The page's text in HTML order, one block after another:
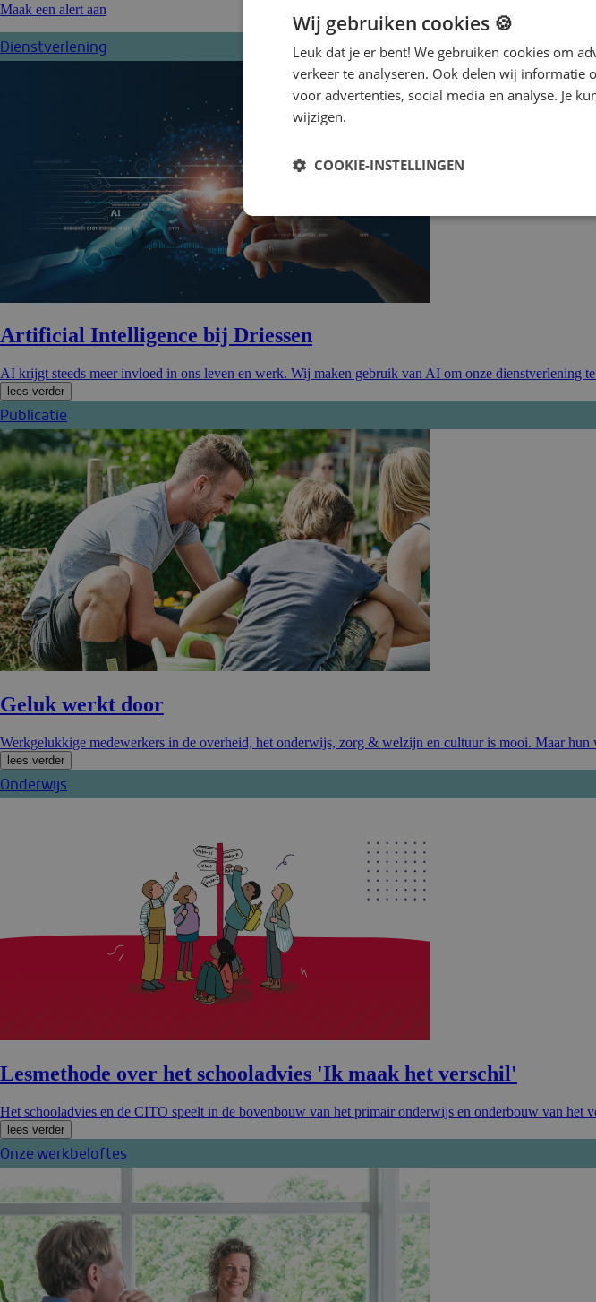
Maak een alert aan
Dienstverlening
Artificial Intelligence bij Driessen
AI krijgt steeds meer invloed in ons leven en werk. Wij maken gebruik van AI om onze dienstverlening
lees verder
Publicatie
Geluk werkt door
Werkgelukkige medewerkers in de overheid, het onderwijs, zorg & welzijn en cultuur is mooi. Maar hun
lees verder
Onderwijs
Lesmethode over het schoolad­vies 'Ik maak het verschil'
Het schooladvies en de CITO speelt in de bovenbouw van het primair onderwijs en onderbouw van het
lees verder
Onze werkbeloftes
Wij gebruiken cookies 🍪
Leuk dat je er bent! We gebruiken cookies om
verkeer te analyseren. Ook delen wij informatie
voor advertenties, social media en analyse. Je
wijzigen.
COOKIE-INSTELLINGEN